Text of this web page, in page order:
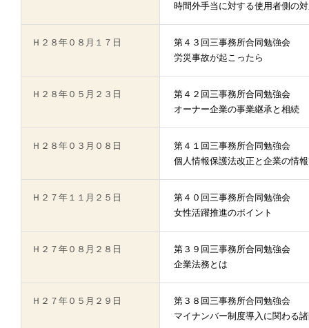
時間外手当に対する使用者側の
Ｈ２８年０８月１７日
第４３回三事務所合同勉強会
労災事故が起こったら
Ｈ２８年０５月２３日
第４２回三事務所合同勉強会
オーナー企業の事業継承と相続
Ｈ２８年０３月０８日
第４１回三事務所合同勉強会
個人情報保護法改正と企業の情
Ｈ２７年１１月２５日
第４０回三事務所合同勉強会
女性活躍推進のポイント
Ｈ２７年０８月２８日
第３９回三事務所合同勉強会
企業法務とは
Ｈ２７年０５月２９日
第３８回三事務所合同勉強会
マイナンバー制度導入に関わる